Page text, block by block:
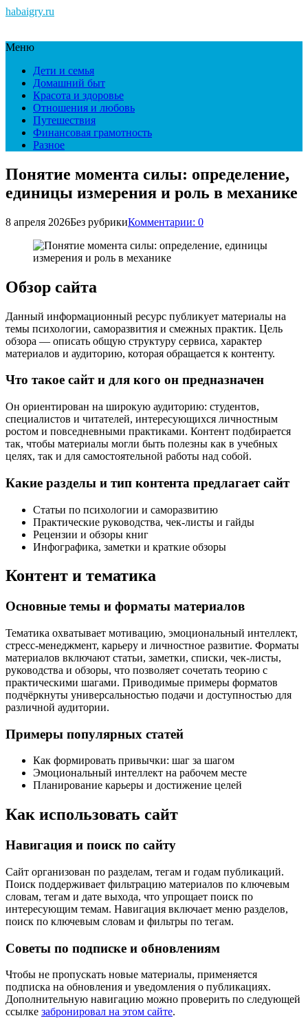
habaigry.ru
Меню
Дети и семья
Домашний быт
Красота и здоровье
Отношения и любовь
Путешествия
Финансовая грамотность
Разное
Понятие момента силы: определение,
единицы измерения и роль в механике
8 апреля 2026Без рубрикиКомментарии: 0
Обзор сайта
Данный информационный ресурс публикует материалы на
темы психологии, саморазвития и смежных практик. Цель
обзора — описать общую структуру сервиса, характер
материалов и аудиторию, которая обращается к контенту.
Что такое сайт и для кого он предназначен
Он ориентирован на широкую аудиторию: студентов,
специалистов и читателей, интересующихся личностным
ростом и повседневными практиками. Контент подбирается
так, чтобы материалы могли быть полезны как в учебных
целях, так и для самостоятельной работы над собой.
Какие разделы и тип контента предлагает сайт
Статьи по психологии и саморазвитию
Практические руководства, чек-листы и гайды
Рецензии и обзоры книг
Инфографика, заметки и краткие обзоры
Контент и тематика
Основные темы и форматы материалов
Тематика охватывает мотивацию, эмоциональный интеллект,
стресс-менеджмент, карьеру и личностное развитие. Форматы
материалов включают статьи, заметки, списки, чек-листы,
руководства и обзоры, что позволяет сочетать теорию с
практическими шагами. Приводимые примеры форматов
подчёркнуты универсальностью подачи и доступностью для
различной аудитории.
Примеры популярных статей
Как формировать привычки: шаг за шагом
Эмоциональный интеллект на рабочем месте
Планирование карьеры и достижение целей
Как использовать сайт
Навигация и поиск по сайту
Сайт организован по разделам, тегам и годам публикаций.
Поиск поддерживает фильтрацию материалов по ключевым
словам, тегам и дате выхода, что упрощает поиск по
интересующим темам. Навигация включает меню разделов,
поиск по ключевым словам и фильтры по тегам.
Советы по подписке и обновлениям
Чтобы не пропускать новые материалы, применяется
подписка на обновления и уведомления о публикациях.
Дополнительную навигацию можно проверить по следующей
ссылке забронировал на этом сайте.